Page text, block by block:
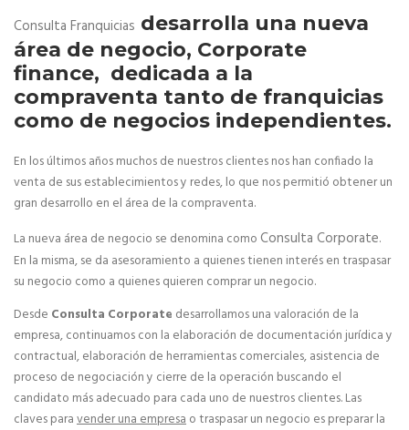
Test de Franquiciabilidad
PROYECTO DE FRANQUICIA
El contrato de franquicia
Registro de Marca
Derogado el Registro de Franquiciadores
Manuales de Franquicia
Marketing online para Franquicias
Consulta Franquicias desarrolla una nueva
área de negocio, Corporate
finance, dedicada a la
compraventa tanto de franquicias
como de negocios independientes.
En los últimos años muchos de nuestros clientes nos han confiado la
venta de sus establecimientos y redes, lo que nos permitió obtener un
gran desarrollo en el área de la compraventa.
La nueva área de negocio se denomina comoConsulta Corporate.
En la misma, se da asesoramiento a quienes tienen interés en traspasar
su negocio como a quienes quieren comprar un negocio.
Desde Consulta Corporate desarrollamos una valoración de la
empresa, continuamos con la elaboración de documentación jurídica y
contractual, elaboración de herramientas comerciales, asistencia de
proceso de negociación y cierre de la operación buscando el
candidato más adecuado para cada uno de nuestros clientes. Las
claves paravender una empresao traspasar un negocio es preparar la